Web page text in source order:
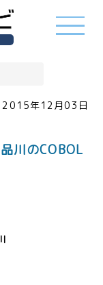
一覧)
2015年12月03日
川のCOBOL